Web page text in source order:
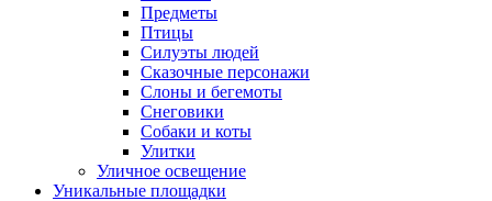
Предметы
Птицы
Силуэты людей
Сказочные персонажи
Слоны и бегемоты
Снеговики
Собаки и коты
Улитки
Уличное освещение
Уникальные площадки